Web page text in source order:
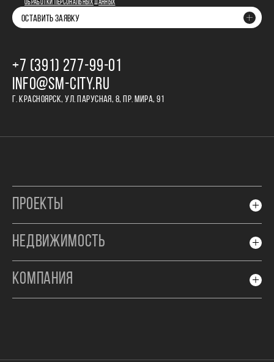
ОБРАБОТКИ ПЕРСОНАЛЬНЫХ ДАННЫХ
ОСТАВИТЬ ЗАЯВКУ
+7 (391) 277‒99‒01
INFO@SM-CITY.RU
Г. КРАСНОЯРСК, УЛ. ПАРУСНАЯ, 8, ПР. МИРА, 91
ПРОЕКТЫ
НЕДВИЖИМОСТЬ
КОМПАНИЯ